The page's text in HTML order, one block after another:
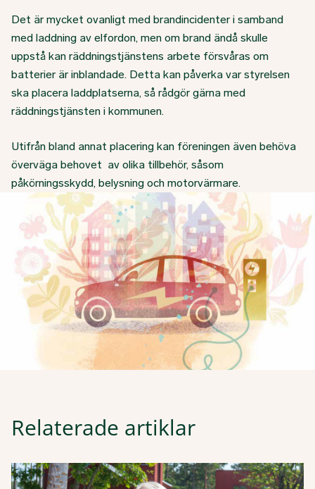
Det är mycket ovanligt med brandincidenter i samband
med laddning av elfordon, men om brand ändå skulle
uppstå kan räddningstjänstens arbete försvåras om
batterier är inblandade. Detta kan påverka var styrelsen
ska placera laddplatserna, så rådgör gärna med
räddningstjänsten i kommunen.
Utifrån bland annat placering kan föreningen även behöva
överväga behovet av olika tillbehör, såsom
påkörningsskydd, belysning och motorvärmare.
Relaterade artiklar